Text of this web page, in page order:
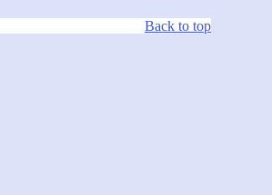
Back to top